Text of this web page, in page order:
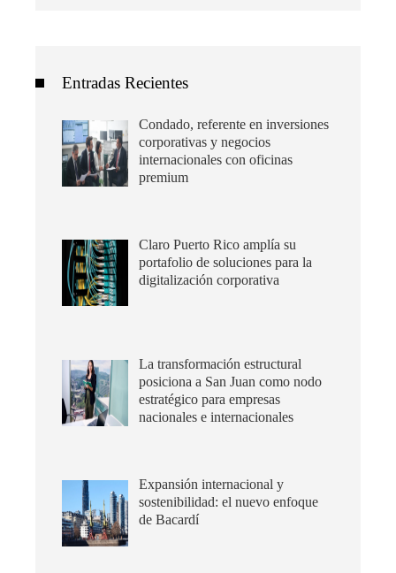
Entradas Recientes
Condado, referente en inversiones
corporativas y negocios
internacionales con oficinas
premium
Claro Puerto Rico amplía su
portafolio de soluciones para la
digitalización corporativa
La transformación estructural
posiciona a San Juan como nodo
estratégico para empresas
nacionales e internacionales
Expansión internacional y
sostenibilidad: el nuevo enfoque
de Bacardí